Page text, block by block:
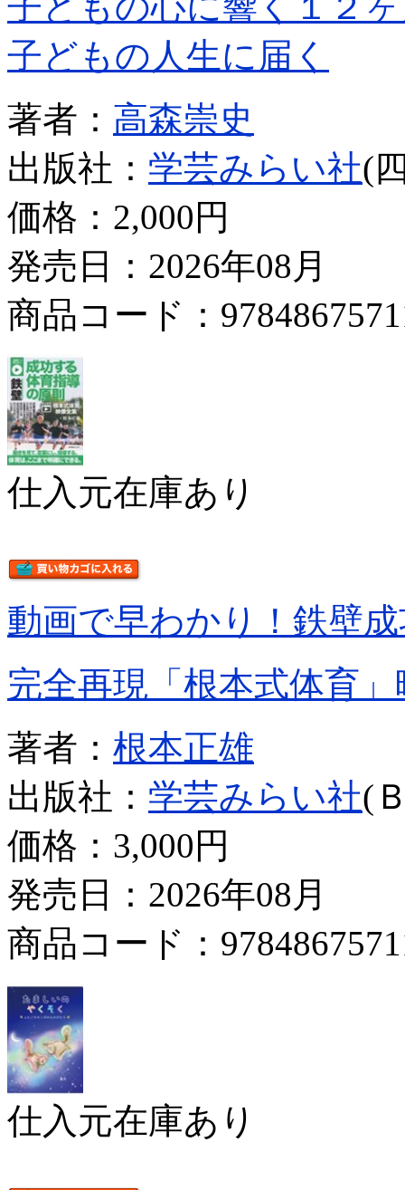
子どもの人生に届く
著者： 高森崇史
出版社： 学芸みらい社(
価格： 2,000円
発売日：2026年08月
商品コード：
仕入元在庫あり
動画で早わかり！鉄壁
完全再現「根本式体育
著者： 根本正雄
出版社： 学芸みらい社(
価格： 3,000円
発売日：2026年08月
商品コード：
仕入元在庫あり